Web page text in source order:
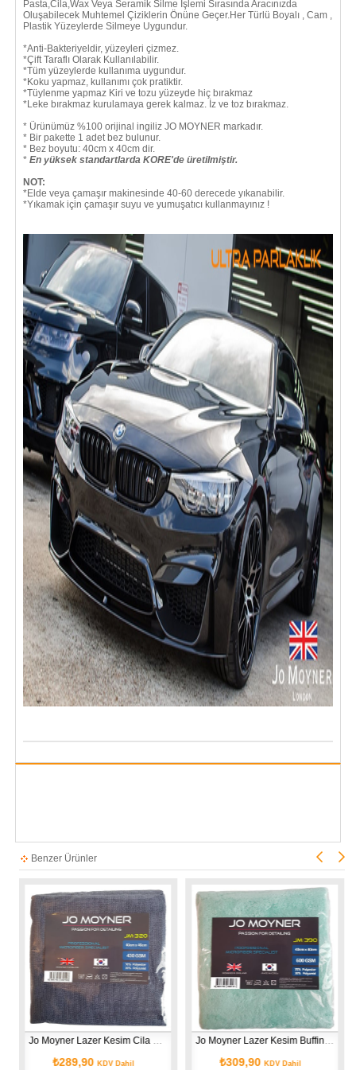
Pasta,Cila,Wax Veya Seramik Silme İşlemi Sırasında Aracınızda
Oluşabilecek Muhtemel Çiziklerin Önüne Geçer.Her Türlü Boyalı , Cam ,
Plastik Yüzeylerde Silmeye Uygundur.
*Anti-Bakteriyeldir, yüzeyleri çizmez.
*Çift Taraflı Olarak Kullanılabilir.
*Tüm yüzeylerde kullanıma uygundur.
*Koku yapmaz, kullanımı çok pratiktir.
*Tüylenme yapmaz Kiri ve tozu yüzeyde hiç bırakmaz
*Leke bırakmaz kurulamaya gerek kalmaz. İz ve toz bırakmaz.
* Ürünümüz %100 orijinal ingiliz JO MOYNER markadır.
* Bir pakette 1 adet bez bulunur.
* Bez boyutu: 40cm x 40cm dir.
* En yüksek standartlarda KORE'de üretilmiştir.
NOT:
*Elde veya çamaşır makinesinde 40-60 derecede yıkanabilir.
*Yıkamak için çamaşır suyu ve yumuşatıcı kullanmayınız !
Benzer Ürünler
Jo Moyner Lazer Kesim Cila & Wax & Seramik Silme Bezi 430 Gsm 40x40 cm Kore'den ithal
KDV Dahil
Jo Moyner Lazer Kesim Buffing Cilalama Parlatma Bezi 600 Gsm 40x40 cm Kore'den ithal
KDV Dahil